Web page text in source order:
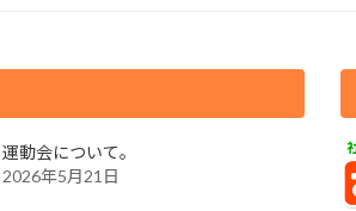
運動会について。
2026年5月21日